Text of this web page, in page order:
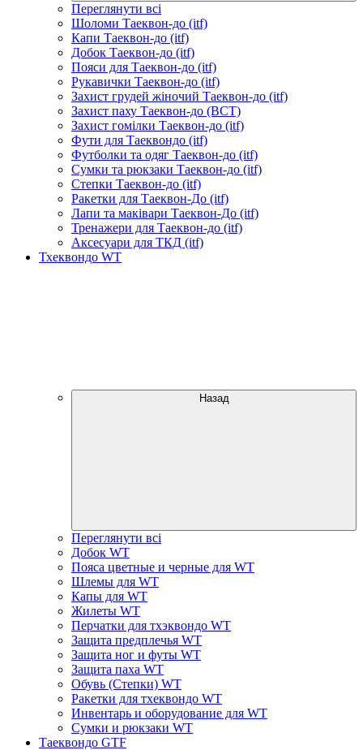
Переглянути всі
Шоломи Таеквон-до (itf)
Капи Таеквон-до (itf)
Добок Таеквон-до (itf)
Пояси для Таеквон-до (itf)
Рукавички Таеквон-до (itf)
Захист грудей жіночий Таеквон-до (itf)
Захист паху Таеквон-до (ВСТ)
Захист гомілки Таеквон-до (itf)
Фути для Таеквондо (itf)
Футболки та одяг Таеквон-до (itf)
Сумки та рюкзаки Таеквон-до (itf)
Степки Таеквон-до (itf)
Ракетки для Таеквон-До (itf)
Лапи та маківари Таеквон-До (itf)
Тренажери для Таеквон-до (itf)
Аксесуари для ТКД (itf)
Тхеквондо WT
Назад
Переглянути всі
Добок WT
Пояса цветные и черные для WT
Шлемы для WT
Капы для WT
Жилеты WT
Перчатки для тхэквондо WT
Защита предплечья WT
Защита ног и футы WT
Защита паха WT
Обувь (Степки) WT
Ракетки для тхеквондо WT
Инвентарь и оборудование для WT
Сумки и рюкзаки WT
Таеквондо GTF